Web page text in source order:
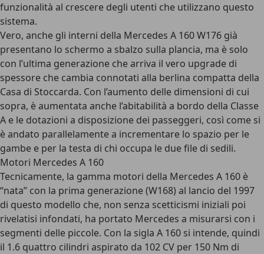
funzionalità al crescere degli utenti che utilizzano questo
sistema.
Vero, anche gli interni della Mercedes A 160 W176 già
presentano lo schermo a sbalzo sulla plancia, ma è solo
con l’ultima generazione che arriva il vero upgrade di
spessore che cambia connotati alla berlina compatta della
Casa di Stoccarda. Con l’aumento delle dimensioni di cui
sopra, è aumentata anche l’abitabilità a bordo della Classe
A e le dotazioni a disposizione dei passeggeri, così come si
è andato parallelamente a incrementare lo spazio per le
gambe e per la testa di chi occupa le due file di sedili.
Motori Mercedes A 160
Tecnicamente, la gamma motori della Mercedes A 160 è
“nata” con la prima generazione (W168) al lancio del 1997
di questo modello che, non senza scetticismi iniziali poi
rivelatisi infondati, ha portato Mercedes a misurarsi con i
segmenti delle piccole. Con la sigla A 160 si intende, quindi
il 1.6 quattro cilindri aspirato da 102 CV per 150 Nm di